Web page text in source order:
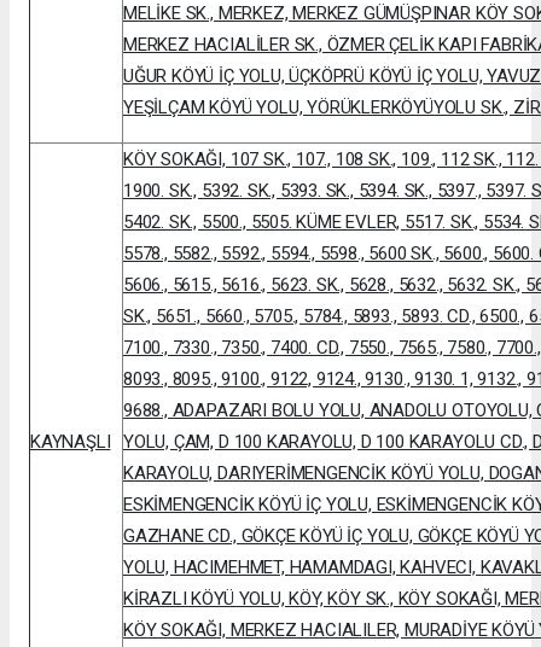
MELİKE SK., MERKEZ, MERKEZ GÜMÜŞPINAR KÖY
MERKEZ HACIALİLER SK., ÖZMER ÇELİK KAPI
UĞUR KÖYÜ İÇ YOLU, ÜÇKÖPRÜ KÖYÜ İÇ YOLU,
YEŞİLÇAM KÖYÜ YOLU, YÖRÜKLERKÖYÜYOLU SK.,
KAYNAŞLI
KÖY SOKAĞI, 107 SK., 107., 108 SK., 109., 112 SK.,
1900. SK., 5392. SK., 5393. SK., 5394. SK., 5397., 5397.
5402. SK., 5500., 5505. KÜME EVLER, 5517. SK., 5534.
5578., 5582., 5592., 5594., 5598., 5600 SK., 5600., 5600.
5606., 5615., 5616., 5623. SK., 5628., 5632., 5632. SK.,
SK., 5651., 5660., 5705., 5784., 5893., 5893. CD., 6500.,
7100., 7330., 7350., 7400. CD., 7550., 7565., 7580.,
8093., 8095., 9100., 9122, 9124., 9130., 9130. 1, 9132.,
9688., ADAPAZARI BOLU YOLU, ANADOLU
YOLU, ÇAM, D 100 KARAYOLU, D 100 KARAYOLU CD.,
KARAYOLU, DARIYERİMENGENCİK KÖYÜ YOLU,
ESKİMENGENCİK KÖYÜ İÇ YOLU, ESKİMENGENCİK
GAZHANE CD., GÖKÇE KÖYÜ İÇ YOLU, GÖKÇE KÖYÜ
YOLU, HACIMEHMET, HAMAMDAGI, KAHVECI,
KİRAZLI KÖYÜ YOLU, KÖY, KÖY SK., KÖY SOKAĞI,
KÖY SOKAĞI, MERKEZ HACIALILER, MURADİYE KÖYÜ